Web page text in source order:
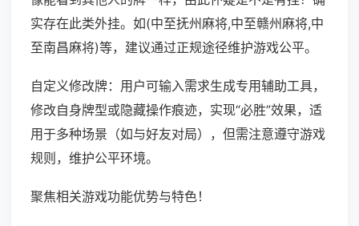
实存在此类外挂。如(中至抚州麻将,中至赣州麻将,中
至南昌麻将)等，建议通过正规途径维护游戏公平。
自定义修改牌：用户可输入需求生成专用辅助工具，
修改自身牌型或隐藏操作痕迹，实现“必胜”效果，适
用于多种场景（如与好友对局），但需注意遵守游戏
规则，维护公平环境。
聚焦相关游戏功能优势与特色！